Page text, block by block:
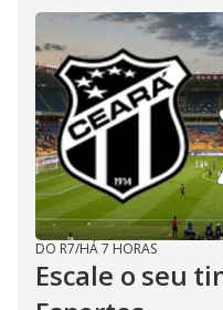
DO R7/HÁ 7 HORAS
Escale o seu